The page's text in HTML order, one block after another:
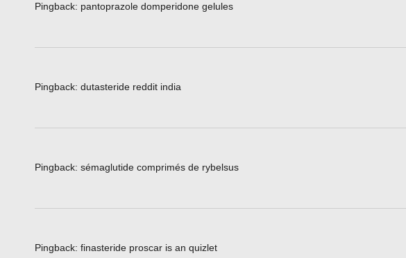
Pingback: pantoprazole domperidone gelules
Pingback: dutasteride reddit india
Pingback: sémaglutide comprimés de rybelsus
Pingback: finasteride proscar is an quizlet